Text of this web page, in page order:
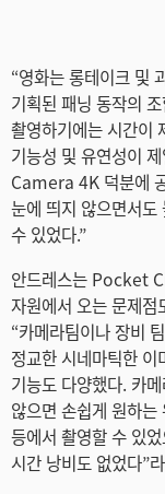
Ukraine
United
United
“영화는 롱테이크 및
기획된 패닝 동작의
촬영하기에는 시간이
기능성 및 유연성이
Camera 4K 덕분에
눈에 띄지 않으면서도
수 있었다.”
안드레스는 Pocket
자원에서 오는 문제점
“카메라팀이나 장비
정교한 시네마틱한
기능도 다양했다. 카
않으면 손쉽게 원하
등에서 촬영할 수 있
시간 낭비도 없었다”